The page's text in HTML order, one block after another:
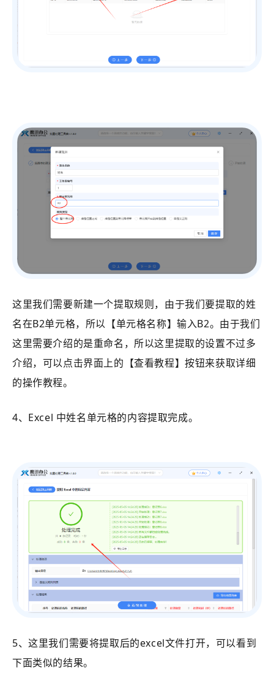
这里我们需要新建一个提取规则，由于我们要提取的姓
名在B2单元格，所以【单元格名称】输入B2。 由于我们
这里需要介绍的是重命名，所以这里提取的设置不过多
介绍，可以点击界面上的【查看教程】按钮来获取详细
的操作教程。
4、Excel 中姓名单元格的内容提取完成。
5、这里我们需要将提取后的excel文件打开，可以看到
下面类似的结果。